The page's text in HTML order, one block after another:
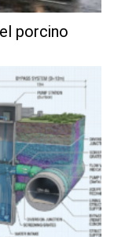
porcino